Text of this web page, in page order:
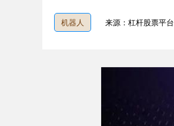
机器人 来源：杠杆股票平台